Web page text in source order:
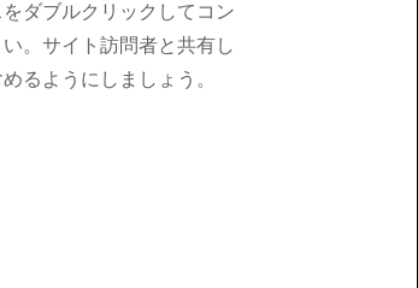
ダブルクリックしてコン
。サイト訪問者と共有し
るようにしましょう。